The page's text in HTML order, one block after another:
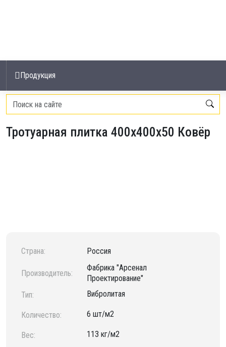
Продукция
Главная Тротуарная плитка
Тротуарная плитка 400х400х50 Ковёр
Страна: Россия
Производитель:
Фабрика "Арсенал
Проектирование"
Тип:
Вибролитая
Количество: 6 шт/м2
Вес: 113 кг/м2